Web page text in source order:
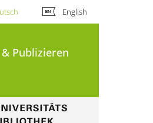
English
Publizieren